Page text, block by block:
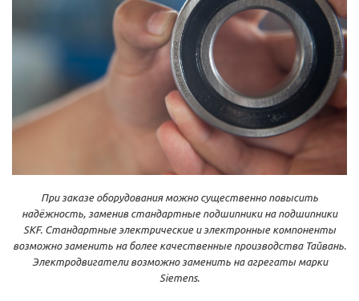
При заказе оборудования можно существенно повысить
надёжность, заменив стандартные подшипники на подшипники
SKF. Стандартные электрические и электронные компоненты
возможно заменить на более качественные производства Тайвань.
Электродвигатели возможно заменить на агрегаты марки
Siemens.